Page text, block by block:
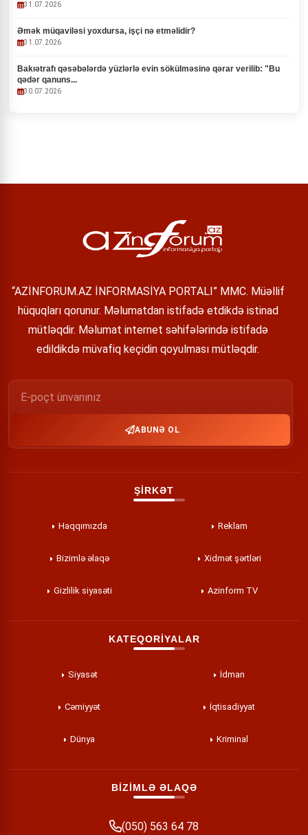
31.07.2026
Əmək müqaviləsi yoxdursa, işçi nə etməlidir?
31.07.2026
Bakıətrafı qəsəbələrdə yüzlərlə evin sökülməsinə qərar verilib: "Bu
qədər qanuns...
30.07.2026
“AZİNFORUM.AZ İNFORMASİYA PORTALI” MMC. Müəllif
hüquqları qorunur. Məlumatdan istifadə etdikdə istinad
mütləqdir. Məlumat internet səhifələrində istifadə
edildikdə müvafiq keçidin qoyulması mütləqdir.
ABUNƏ OL
ŞİRKƏT
Haqqımızda Reklam
Bizimlə əlaqə Xidmət şərtləri
Gizlilik siyasəti Azinform TV
KATEQORİYALAR
Siyasət İdman
Cəmiyyət İqtisadiyyat
Dünya Kriminal
BİZİMLƏ ƏLAQƏ
(050) 563 64 78